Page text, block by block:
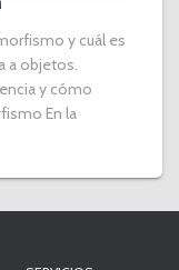
y cuál es
a objetos.
y cómo
En la